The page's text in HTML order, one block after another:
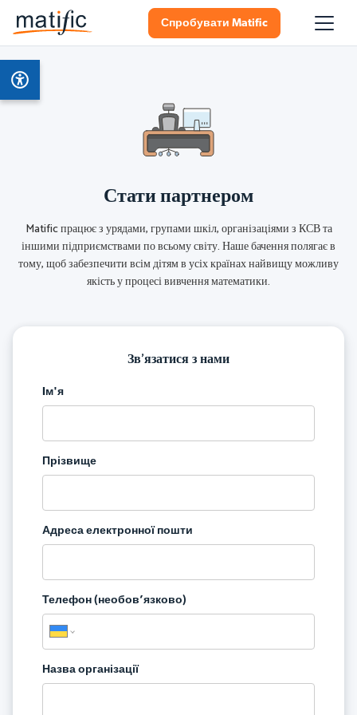
Спробувати Matific
Стати партнером
Matific працює з урядами, групами шкіл, організаціями з КСВ та
іншими підприємствами по всьому світу. Наше бачення полягає в
тому, щоб забезпечити всім дітям в усіх країнах найвищу можливу
якість у процесі вивчення математики.
Зв'язатися з нами
Iм'я
Прізвище
Адреса електронної пошти
Телефон (необов’язково)
Назва організації